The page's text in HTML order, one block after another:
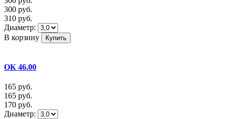
300 руб.
310 руб.
Диаметр:
В корзину
ОК 46.00
165 руб.
165 руб.
170 руб.
Диаметр: